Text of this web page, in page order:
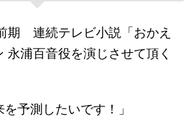
期 連続テレビ小説「おかえ
永浦百音役を演じさせて頂く
を予測したいです！」